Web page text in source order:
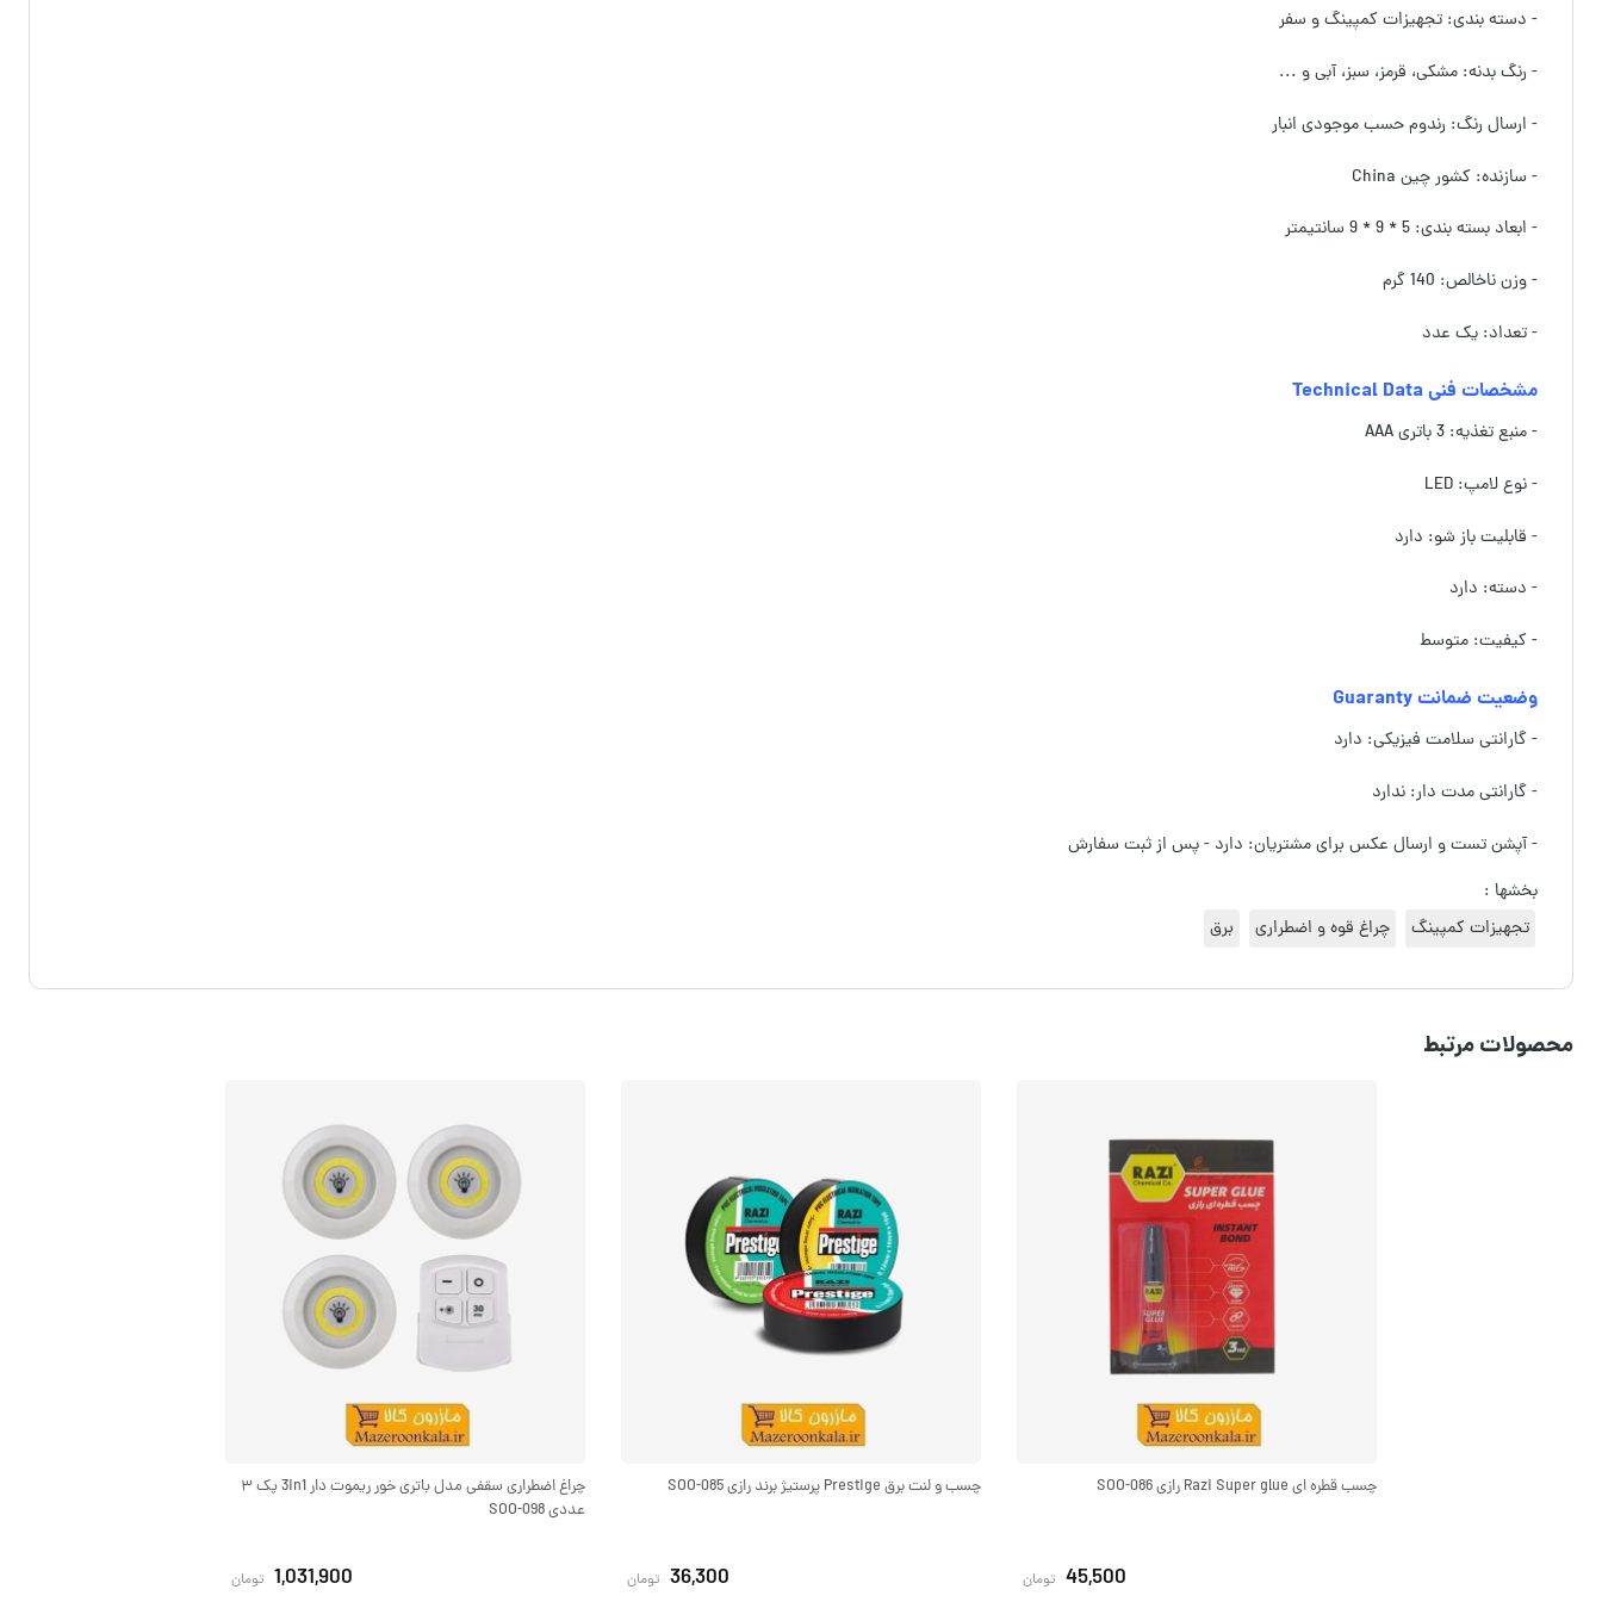
- دسته بندی: تجهیزات کمپینگ و سفر
- رنگ بدنه: مشکی، قرمز، سبز، آبی و ...
- ارسال رنگ: رندوم حسب موجودی انبار
- سازنده: کشور چین China
- ابعاد بسته بندی: 5 * 9 * 9 سانتیمتر
- وزن ناخالص: 140 گرم
- تعداد: یک عدد
مشخصات فنی Technical Data
- منبع تغذیه: 3 باتری AAA
- نوع لامپ: LED
- قابلیت باز شو: دارد
- دسته: دارد
- کیفیت: متوسط
وضعیت ضمانت Guaranty
- گارانتی سلامت فیزیکی: دارد
- گارانتی مدت دار: ندارد
- آپشن تست و ارسال عکس برای مشتریان: دارد - پس از ثبت سفارش
بخشها :
تجهیزات کمپینگ
چراغ قوه و اضطراری برق
محصولات مرتبط
چسب قطره ای Razi Super glue رازی SOO-086
45,500 تومان
چسب و لنت برق Prestige پرستیژ برند رازی SOO-085
36,300 تومان
چراغ اضطراری سقفی مدل باتری خور ریموت دار 3in1 پک ۳
عددی SOO-098
1,031,900 تومان